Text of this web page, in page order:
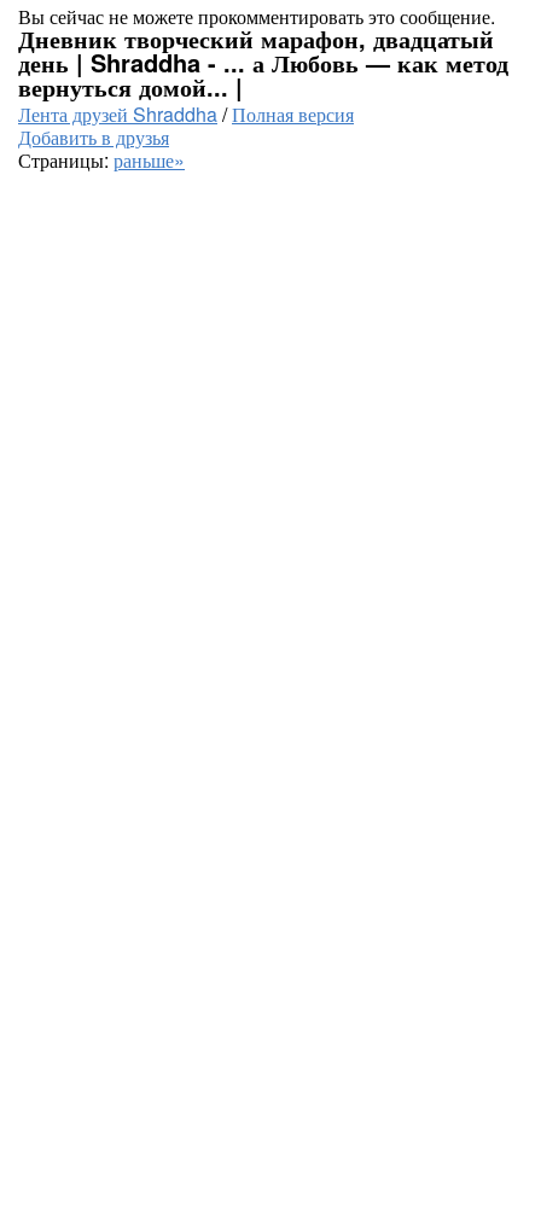
Вы сейчас не можете прокомментировать это сообщение.
Дневник творческий марафон, двадцатый
день | Shraddha - ... а Любовь — как метод
вернуться домой... |
Лента друзей Shraddha/Полная версия
Добавить в друзья
Страницы: раньше»